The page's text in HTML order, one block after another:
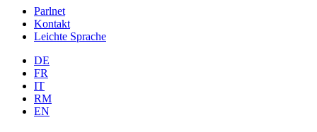
Parlnet
Kontakt
Leichte Sprache
DE
FR
IT
RM
EN